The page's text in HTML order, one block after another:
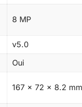
8 MP
v5.0
Oui
167 x 72 x 8.2 mm